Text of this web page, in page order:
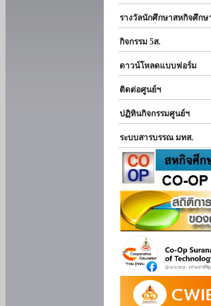
รางวัลนักศึกษาสหกิจศึกษ
กิจกรรม 5ส.
ดาวน์โหลดแบบฟอร์ม
ติดต่อศูนย์ฯ
ปฏิทินกิจกรรมศูนย์ฯ
ระบบสารบรรณ มทส.